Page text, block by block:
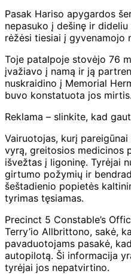
Pasak Hariso apygardos
nepasuko į dešinę ir
rėžėsi tiesiai į gyvenamojo
Toje patalpoje stovėjo 76
įvažiavo į namą ir ją
nuskraidino į Memorial
buvo konstatuota jos mirtis.
Reklama – slinkite, kad
Vairuotojas, kurį
vyrą, greitosios medicinos
išvežtas į ligoninę. Tyrėjai
girtumo požymių ir
šeštadienio popietės
tyrimas tęsiamas.
Precinct 5 Constable’s
Terry’io Allbrittono, sakė,
pavaduotojams pasakė,
autopilotą. Ši informacija
tyrėjai jos nepatvirtino.